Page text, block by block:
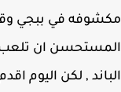
في ببجي وقد
, لكن اليوم